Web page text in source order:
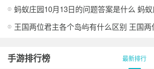
手游排行榜 最新排行